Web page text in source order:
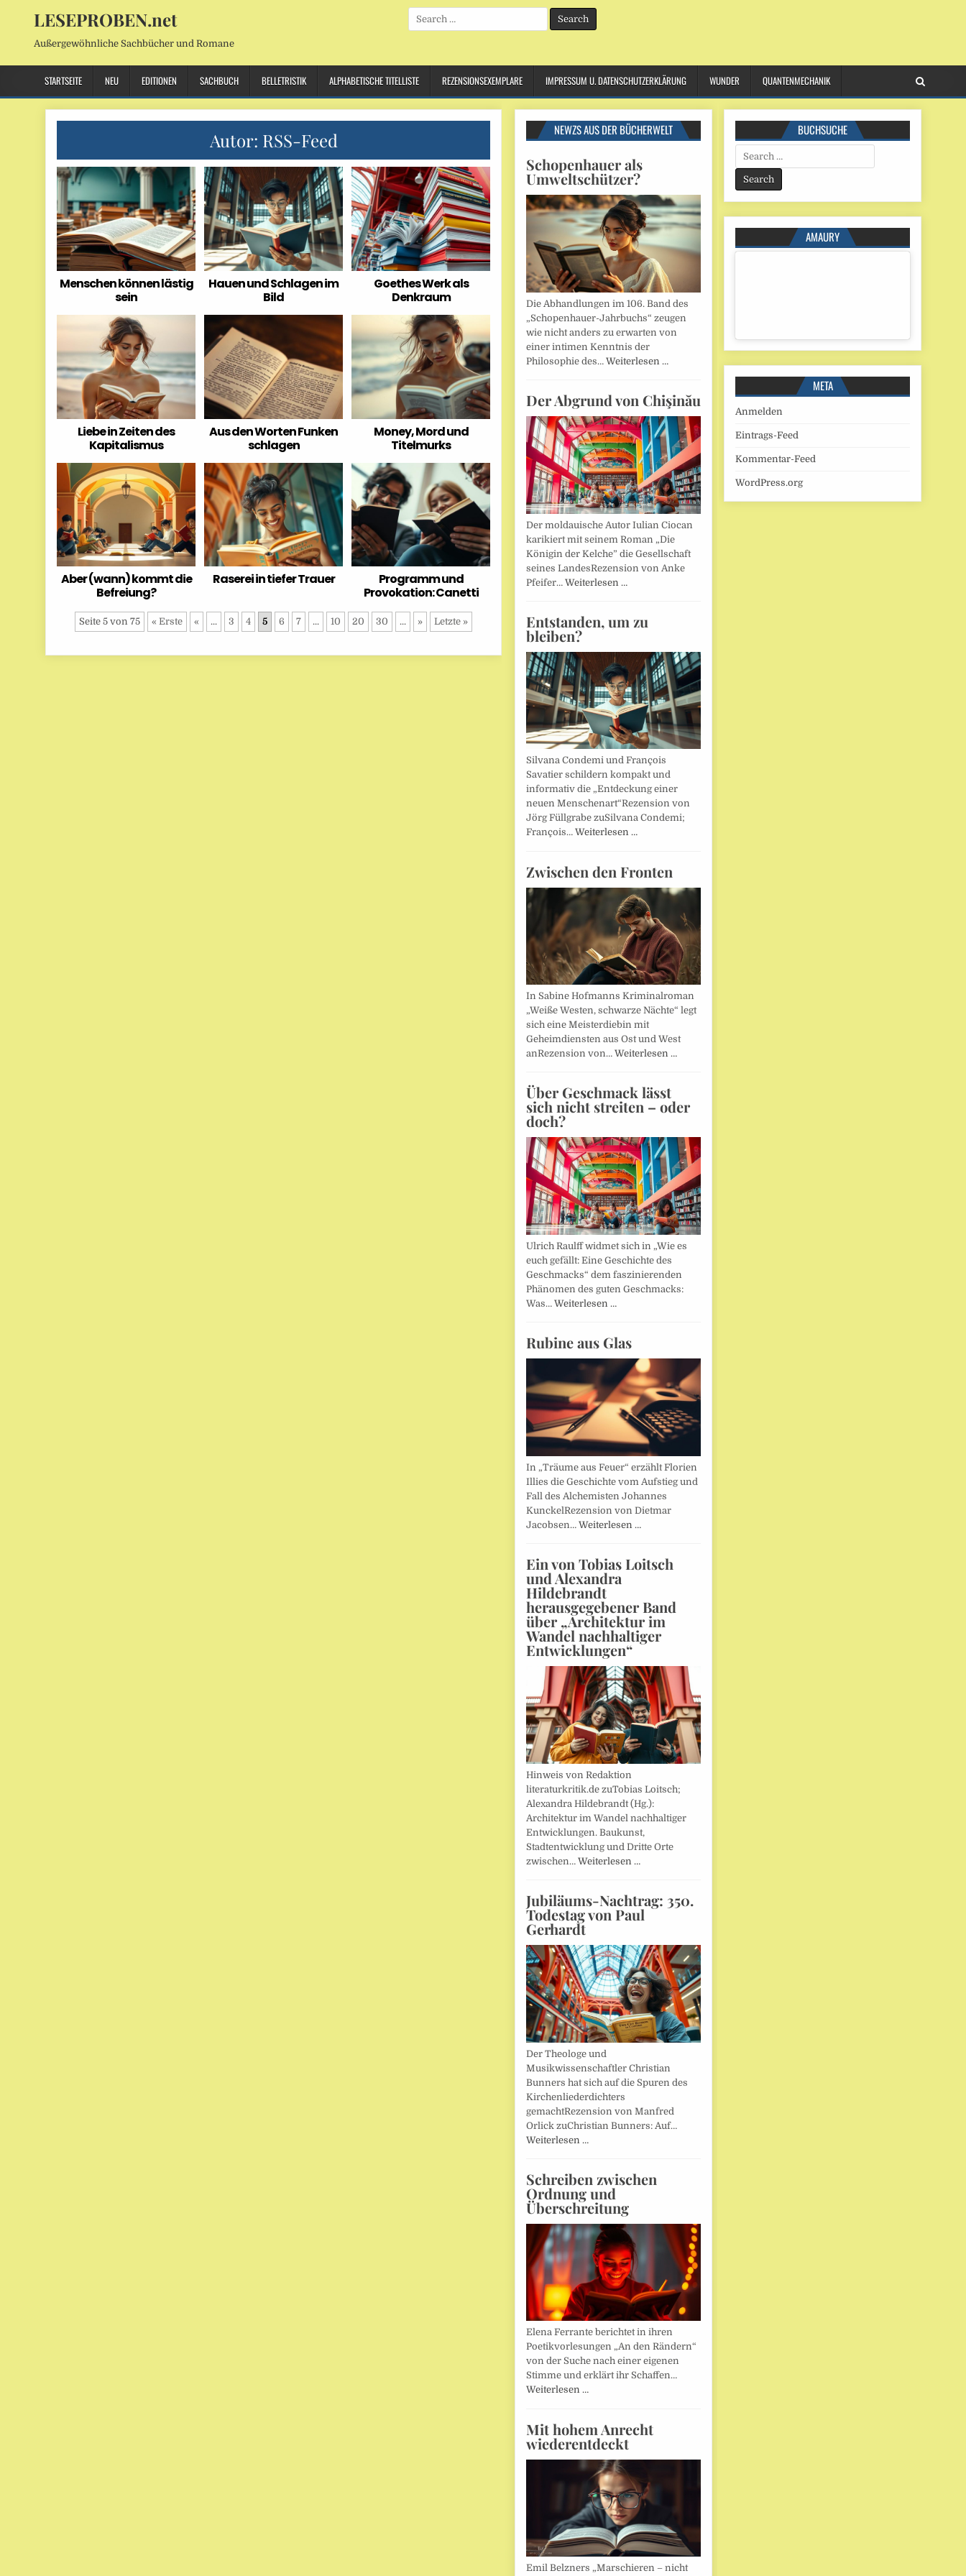
LESEPROBEN.net
Außergewöhnliche Sachbücher und Romane
Search
for:
STARTSEITE NEU EDITIONEN SACHBUCH BELLETRISTIK ALPHABETISCHE TITELLISTE REZENSIONSEXEMPLARE IMPRESSUM U. DATENSCHUTZERKLÄRUNG WUNDER QUANTENMECHANIK
Autor: RSS-Feed
Menschen können lästig
sein
Hauen und Schlagen im
Bild
Goethes Werk als
Denkraum
Liebe in Zeiten des
Kapitalismus
Aus den Worten Funken
schlagen
Money, Mord und
Titelmurks
Aber (wann) kommt die
Befreiung?
Raserei in tiefer Trauer
Programm und
Provokation: Canetti
Seite 5 von 75 « Erste « ... 3 4 5 6 7 ... 10 20 30 ... » Letzte »
NEWZS AUS DER BÜCHERWELT
Schopenhauer als
Umweltschützer?
Die Abhandlungen im 106. Band des
„Schopenhauer-Jahrbuchs“ zeugen
wie nicht anders zu erwarten von
einer intimen Kenntnis der
Philosophie des… Weiterlesen …
Der Abgrund von Chişinău
Der moldauische Autor Iulian Ciocan
karikiert mit seinem Roman „Die
Königin der Kelche” die Gesellschaft
seines LandesRezension von Anke
Pfeifer… Weiterlesen …
Entstanden, um zu
bleiben?
Silvana Condemi und François
Savatier schildern kompakt und
informativ die „Entdeckung einer
neuen Menschenart“Rezension von
Jörg Füllgrabe zuSilvana Condemi;
François… Weiterlesen …
Zwischen den Fronten
In Sabine Hofmanns Kriminalroman
„Weiße Westen, schwarze Nächte“ legt
sich eine Meisterdiebin mit
Geheimdiensten aus Ost und West
anRezension von… Weiterlesen …
Über Geschmack lässt
sich nicht streiten – oder
doch?
Ulrich Raulff widmet sich in „Wie es
euch gefällt: Eine Geschichte des
Geschmacks“ dem faszinierenden
Phänomen des guten Geschmacks:
Was… Weiterlesen …
Rubine aus Glas
In „Träume aus Feuer“ erzählt Florien
Illies die Geschichte vom Aufstieg und
Fall des Alchemisten Johannes
KunckelRezension von Dietmar
Jacobsen… Weiterlesen …
Ein von Tobias Loitsch
und Alexandra
Hildebrandt
herausgegebener Band
über „Architektur im
Wandel nachhaltiger
Entwicklungen“
Hinweis von Redaktion
literaturkritik.de zuTobias Loitsch;
Alexandra Hildebrandt (Hg.):
Architektur im Wandel nachhaltiger
Entwicklungen. Baukunst,
Stadtentwicklung und Dritte Orte
zwischen… Weiterlesen …
Jubiläums-Nachtrag: 350.
Todestag von Paul
Gerhardt
Der Theologe und
Musikwissenschaftler Christian
Bunners hat sich auf die Spuren des
Kirchenliederdichters
gemachtRezension von Manfred
Orlick zuChristian Bunners: Auf…
Weiterlesen …
Schreiben zwischen
Ordnung und
Überschreitung
Elena Ferrante berichtet in ihren
Poetikvorlesungen „An den Rändern“
von der Suche nach einer eigenen
Stimme und erklärt ihr Schaffen…
Weiterlesen …
Mit hohem Anrecht
wiederentdeckt
Emil Belzners „Marschieren – nicht
BUCHSUCHE
Search
for:
AMAURY
META
Anmelden
Eintrags-Feed
Kommentar-Feed
WordPress.org